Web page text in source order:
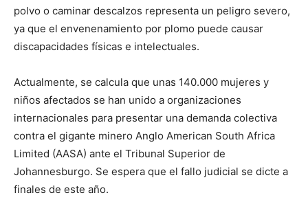
polvo o caminar descalzos representa un peligro severo,
ya que el envenenamiento por plomo puede causar
discapacidades físicas e intelectuales.
Actualmente, se calcula que unas 140.000 mujeres y
niños afectados se han unido a organizaciones
internacionales para presentar una demanda colectiva
contra el gigante minero Anglo American South Africa
Limited (AASA) ante el Tribunal Superior de
Johannesburgo. Se espera que el fallo judicial se dicte a
finales de este año.